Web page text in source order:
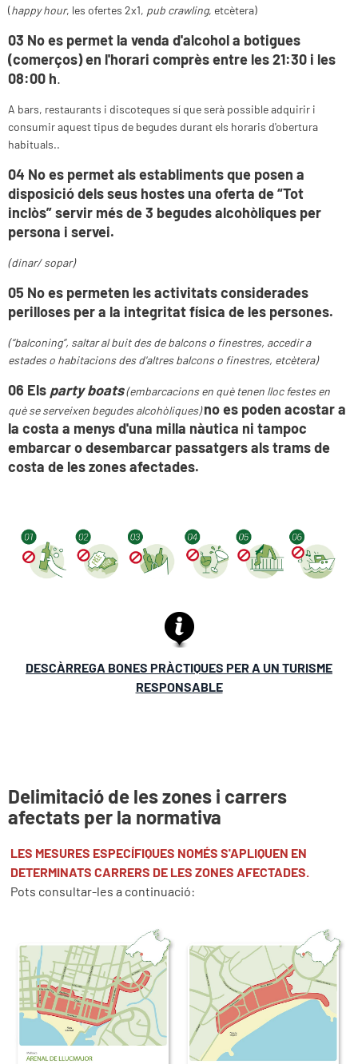
(happy hour, les ofertes 2x1, pub crawling, etcètera)
03 Noes permet la venda d'alcohol a botigues
(comerços) en l'horari comprès entre les 21:30 i les
08:00 h.
A bars, restaurants i discoteques sí que serà possible adquirir i
consumir aquest tipus de begudes durant els horaris d'obertura
habituals..
04 Noes permet als establiments que posen a
disposició dels seus hostes una oferta de “Tot
inclòs” servir més de 3 begudes alcohòliques per
persona i servei.
(dinar/ sopar)
05 Noes permeten les activitats considerades
perilloses per a la integritat física de les persones.
(“balconing”, saltar al buit des de balcons o finestres, accedir a
estades o habitacions des d'altres balcons o finestres, etcètera)
06 Els party boats(embarcacions en què tenen lloc festes en
què se serveixen begudes alcohòliques) noes poden acostar a
la costa a menys d'una milla nàutica ni tampoc
embarcar o desembarcar passatgers als trams de
costa de les zones afectades.
DESCÀRREGA BONES PRÀCTIQUES PER A UN TURISME
RESPONSABLE
Delimitació de les zones i carrers
afectats per la normativa
LES MESURES ESPECÍFIQUES NOMÉS S'APLIQUEN EN
DETERMINATS CARRERS DE LES ZONES AFECTADES.
Pots consultar-les a continuació: